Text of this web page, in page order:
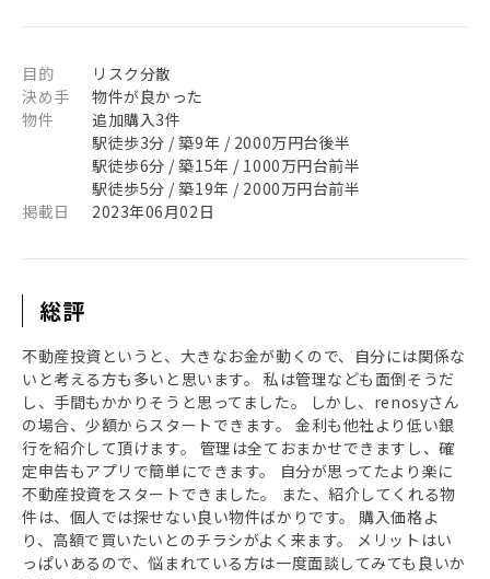
目的
リスク分散
決め手
物件が良かった
物件
追加購入3件
駅徒歩3分 / 築9年 / 2000万円台後半
駅徒歩6分 / 築15年 / 1000万円台前半
駅徒歩5分 / 築19年 / 2000万円台前半
掲載日
2023年06月02日
総評
不動産投資というと、大きなお金が動くので、自分には関係な
いと考える方も多いと思います。 私は管理なども面倒そうだ
し、手間もかかりそうと思ってました。 しかし、renosyさん
の場合、少額からスタートできます。 金利も他社より低い銀
行を紹介して頂けます。 管理は全ておまかせできますし、確
定申告もアプリで簡単にできます。 自分が思ってたより楽に
不動産投資をスタートできました。 また、紹介してくれる物
件は、個人では探せない良い物件ばかりです。 購入価格よ
り、高額で買いたいとのチラシがよく来ます。 メリットはい
っぱいあるので、悩まれている方は一度面談してみても良いか